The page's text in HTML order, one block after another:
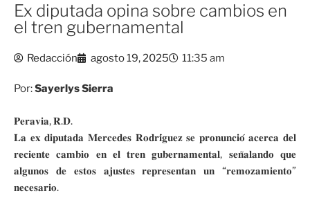
Ex diputada opina sobre cambios en
el tren gubernamental
Redacción agosto 19, 2025 11:35 am
Por:Sayerlys Sierra
𝐏𝐞𝐫𝐚𝐯𝐢𝐚, 𝐑.𝐃.
𝐋𝐚 𝐞𝐱 𝐝𝐢𝐩𝐮𝐭𝐚𝐝𝐚 𝐌𝐞𝐫𝐜𝐞𝐝𝐞𝐬 𝐑𝐨𝐝𝐫𝐢́𝐠𝐮𝐞𝐳 𝐬𝐞 𝐩𝐫𝐨𝐧𝐮𝐧𝐜𝐢𝐨́ 𝐚𝐜𝐞𝐫𝐜𝐚 𝐝𝐞𝐥
𝐫𝐞𝐜𝐢𝐞𝐧𝐭𝐞 𝐜𝐚𝐦𝐛𝐢𝐨 𝐞𝐧 𝐞𝐥 𝐭𝐫𝐞𝐧 𝐠𝐮𝐛𝐞𝐫𝐧𝐚𝐦𝐞𝐧𝐭𝐚𝐥, 𝐬𝐞𝐧̃𝐚𝐥𝐚𝐧𝐝𝐨 𝐪𝐮𝐞
𝐚𝐥𝐠𝐮𝐧𝐨𝐬 𝐝𝐞 𝐞𝐬𝐭𝐨𝐬 𝐚𝐣𝐮𝐬𝐭𝐞𝐬 𝐫𝐞𝐩𝐫𝐞𝐬𝐞𝐧𝐭𝐚𝐧 𝐮𝐧 “𝐫𝐞𝐦𝐨𝐳𝐚𝐦𝐢𝐞𝐧𝐭𝐨”
𝐧𝐞𝐜𝐞𝐬𝐚𝐫𝐢𝐨.